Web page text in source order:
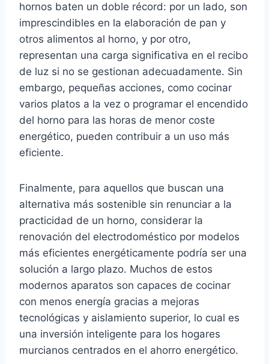
hornos baten un doble récord: por un lado, son
imprescindibles en la elaboración de pan y
otros alimentos al horno, y por otro,
representan una carga significativa en el recibo
de luz si no se gestionan adecuadamente. Sin
embargo, pequeñas acciones, como cocinar
varios platos a la vez o programar el encendido
del horno para las horas de menor coste
energético, pueden contribuir a un uso más
eficiente.
Finalmente, para aquellos que buscan una
alternativa más sostenible sin renunciar a la
practicidad de un horno, considerar la
renovación del electrodoméstico por modelos
más eficientes energéticamente podría ser una
solución a largo plazo. Muchos de estos
modernos aparatos son capaces de cocinar
con menos energía gracias a mejoras
tecnológicas y aislamiento superior, lo cual es
una inversión inteligente para los hogares
murcianos centrados en el ahorro energético.